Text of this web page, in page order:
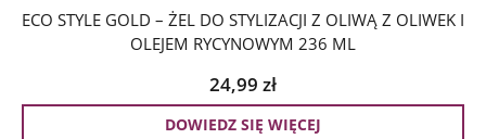
ECO STYLE GOLD – ŻEL DO STYLIZACJI Z OLIWĄ Z OLIWEK I
OLEJEM RYCYNOWYM 236 ML
24,99 zł
DOWIEDZ SIĘ WIĘCEJ